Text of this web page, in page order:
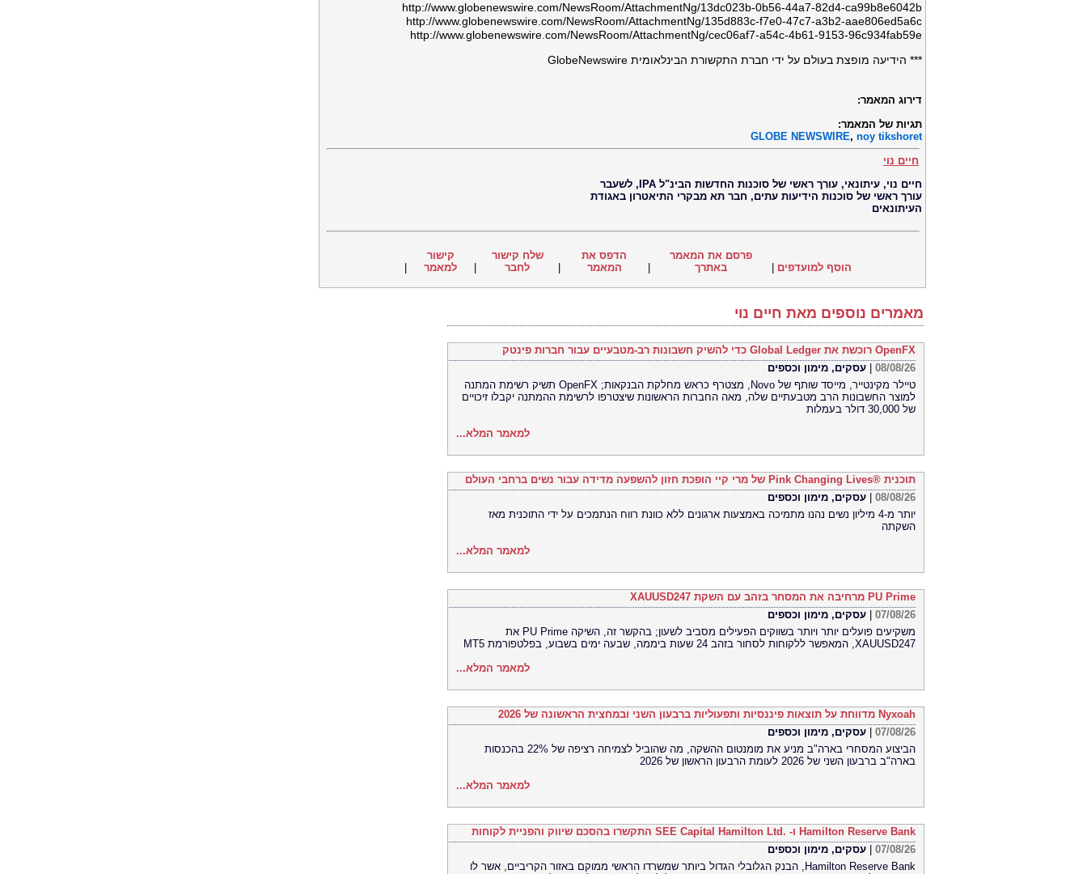
http://www.globenewswire.com/NewsRoom/AttachmentNg/13dc023b-0b56-44a7-82d4-ca99b8e6042b
http://www.globenewswire.com/NewsRoom/AttachmentNg/135d883c-f7e0-47c7-a3b2-aae806ed5a6c
http://www.globenewswire.com/NewsRoom/AttachmentNg/cec06af7-a54c-4b61-9153-96c934fab59e
*** הידיעה מופצת בעולם על ידי חברת התקשורת הבינלאומית GlobeNewswire
דירוג המאמר:
תגיות של המאמר:
GLOBE NEWSWIRE, noy tikshoret
חיים נוי
חיים נוי, עיתונאי, עורך ראשי של סוכנות החדשות הבינ"ל IPA, לשעבר
עורך ראשי של סוכנות הידיעות עתים, חבר תא מבקרי התיאטרון באגודת
העיתונאים
הוסף למועדפים
פרסם את המאמר
באתרך
הדפס את
המאמר
שלח קישור
לחבר
קישור
למאמר
מאמרים נוספים מאת חיים נוי
OpenFX רוכשת את Global Ledger כדי להשיק חשבונות רב-מטבעיים עבור חברות פינטק
08/08/26
עסקים, מימון וכספים
טיילר מקינטייר, מייסד שותף של Novo, מצטרף כראש מחלקת הבנקאות; OpenFX תשיק רשימת המתנה
למוצר החשבונות הרב מטבעתיים שלה, מאה החברות הראשונות שיצטרפו לרשימת ההמתנה יקבלו זיכויים
של 30,000 דולר בעמלות
למאמר המלא...
תוכנית Pink Changing Lives®‎ של מרי קיי הופכת חזון להשפעה מדידה עבור נשים ברחבי העולם
08/08/26
עסקים, מימון וכספים
יותר מ-4 מיליון נשים נהנו מתמיכה באמצעות ארגונים ללא כוונת רווח הנתמכים על ידי התוכנית מאז
השקתה
למאמר המלא...
PU Prime מרחיבה את המסחר בזהב עם השקת XAUUSD247
07/08/26
עסקים, מימון וכספים
משקיעים פועלים יותר ויותר בשווקים הפעילים מסביב לשעון; בהקשר זה, השיקה PU Prime את
XAUUSD247, המאפשר ללקוחות לסחור בזהב 24 שעות ביממה, שבעה ימים בשבוע, בפלטפורמת MT5
למאמר המלא...
Nyxoah מדווחת על תוצאות פיננסיות ותפעוליות ברבעון השני ובמחצית הראשונה של 2026
07/08/26
עסקים, מימון וכספים
הביצוע המסחרי בארה"ב מניע את מומנטום ההשקה, מה שהוביל לצמיחה רציפה של 22% בהכנסות
בארה"ב ברבעון השני של 2026 לעומת הרבעון הראשון של 2026
למאמר המלא...
Hamilton Reserve Bank ו- SEE Capital Hamilton Ltd.‎ התקשרו בהסכם שיווק והפניית לקוחות
07/08/26
עסקים, מימון וכספים
Hamilton Reserve Bank, הבנק הגלובלי הגדול ביותר שמשרדו הראשי ממוקם באזור הקריביים, אשר לו